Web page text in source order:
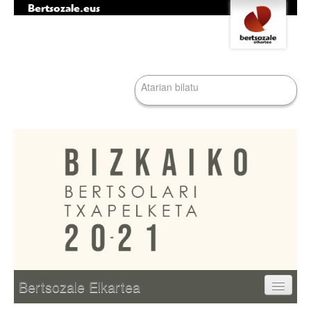
Bertsozale.eus
pertsonalak
Bilatu atarian
Bertsozale Elkartea